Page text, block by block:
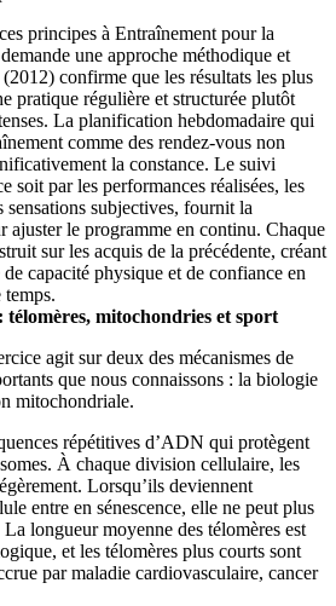
principes à Entraînement pour la
une approche méthodique et
confirme que les résultats les plus
pratique régulière et structurée plutôt
La planification hebdomadaire qui
comme des rendez-vous non
la constance. Le suivi
soit par les performances réalisées, les
sensations subjectives, fournit la
ajuster le programme en continu. Chaque
sur les acquis de la précédente, créant
capacité physique et de confiance en
télomères, mitochondries et sport
agit sur deux des mécanismes de
que nous connaissons : la biologie
mitochondriale.
répétitives d’ADN qui protègent
À chaque division cellulaire, les
Lorsqu’ils deviennent
entre en sénescence, elle ne peut plus
longueur moyenne des télomères est
et les télomères plus courts sont
par maladie cardiovasculaire, cancer